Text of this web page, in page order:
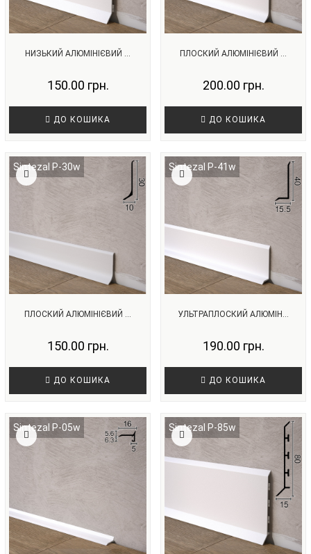
НИЗЬКИЙ АЛЮМІНІЄВИЙ ...
150.00 грн.
ДО КОШИКА
ПЛОСКИЙ АЛЮМІНІЄВИЙ ...
200.00 грн.
ДО КОШИКА
Sintezal P-30w
ПЛОСКИЙ АЛЮМІНІЄВИЙ ...
150.00 грн.
ДО КОШИКА
Sintezal P-41w
УЛЬТРАПЛОСКИЙ АЛЮМІН...
190.00 грн.
ДО КОШИКА
Sintezal P-05w Sintezal P-85w